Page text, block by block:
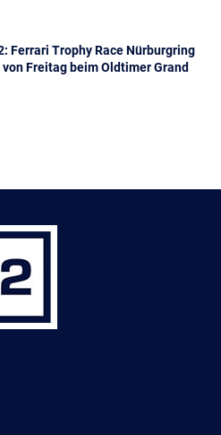
Ferrari Trophy Race Nürburgring
Freitag beim Oldtimer Grand